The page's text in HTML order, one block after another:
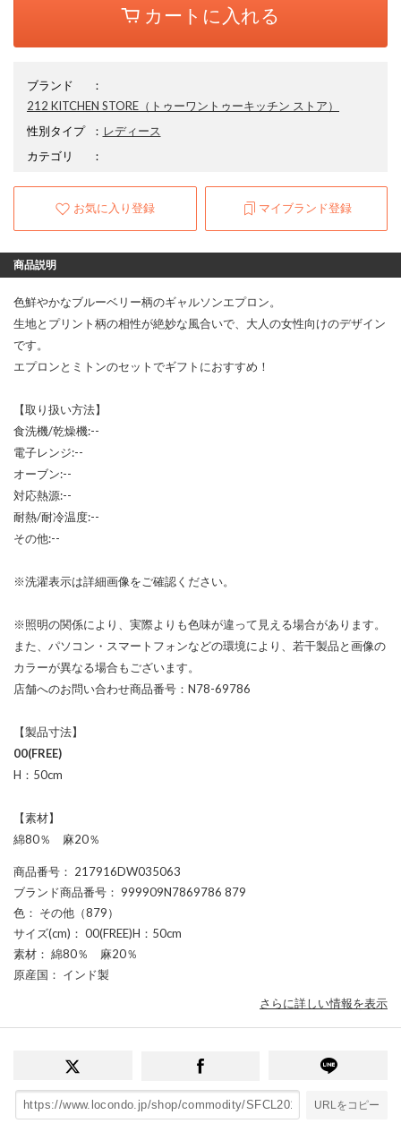
カートに入れる
ブランド
：
212 KITCHEN STORE （トゥーワントゥーキッチン ストア）
性別タイプ
： レディース
カテゴリ
：
お気に入り登録 マイブランド登録
商品説明
色鮮やかなブルーベリー柄のギャルソンエプロン。
生地とプリント柄の相性が絶妙な風合いで、大人の女性向けのデザイン
です。
エプロンとミトンのセットでギフトにおすすめ！
【取り扱い方法】
食洗機/乾燥機:--
電子レンジ:--
オーブン:--
対応熱源:--
耐熱/耐冷温度:--
その他:--
※洗濯表示は詳細画像をご確認ください。
※照明の関係により、実際よりも色味が違って見える場合があります。
また、パソコン・スマートフォンなどの環境により、若干製品と画像の
カラーが異なる場合もございます。
店舗へのお問い合わせ商品番号：N78-69786
【製品寸法】
00(FREE)
H：50cm
【素材】
綿80％ 麻20％
商品番号 ： 217916DW035063
ブランド商品番号 ： 999909N7869786 879
色 ： その他（879）
サイズ(cm) ： 00(FREE)H：50cm
素材 ： 綿80％ 麻20％
原産国 ： インド製
さらに詳しい情報を表示
URLをコピー